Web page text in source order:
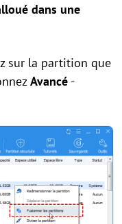
dans une
sur la partition que
Avancé -